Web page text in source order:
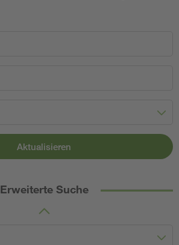
Aktualisieren
Erweiterte Suche